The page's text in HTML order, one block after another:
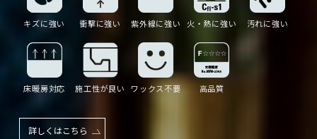
キズに強い 衝撃に強い 紫外線に強い 火・熱に強い 汚れに強い
床暖房対応 施工性が良い ワックス不要 高品質
詳しくはこちら
⑤ パーフェクト・フォールド(４方サネ形状の完全安心ロッ
ク)
ユニリン社(ベルギー)が各国で特許を取得しているサネ
形状。｢ノリ｣｢クギ｣を使わず、はめ込むだけの置き敷き
簡単施工！
みユニクリックとなります。